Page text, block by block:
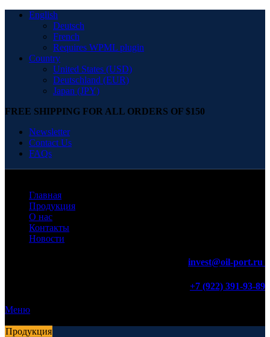
English
Deutsch
French
Requires WPML plugin
Country
United States (USD)
Deutschland (EUR)
Japan (JPY)
FREE SHIPPING FOR ALL ORDERS OF $150
Newsletter
Contact Us
FAQs
Главная
Продукция
О нас
Контакты
Новости
invest@oil-port.ru
+7 (922) 391-93-89
Меню
Продукция